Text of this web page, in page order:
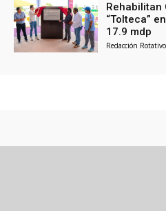
Rehabilitan
“Tolteca”
17.9 mdp
Redacción